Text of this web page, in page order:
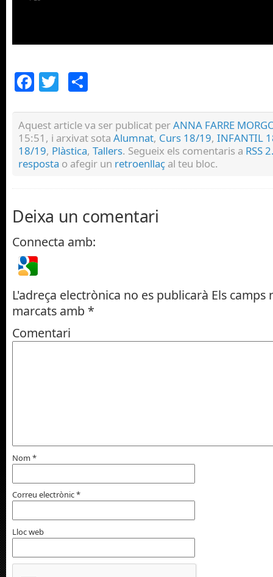
Facebook
Twitter
Aquest article va ser publicat perANNA FARRE
15:51, i arxivat sota Alumnat, Curs 18/19, INFANTIL
18/19, Plàstica, Tallers. Segueix els comentaris a RSS
resposta o afegir un retroenllaç al teu bloc.
Deixa un comentari
Connecta amb:
L'adreça electrònica no es publicarà Els camps
marcats amb *
Comentari
Nom *
Correu electrònic*
Lloc web